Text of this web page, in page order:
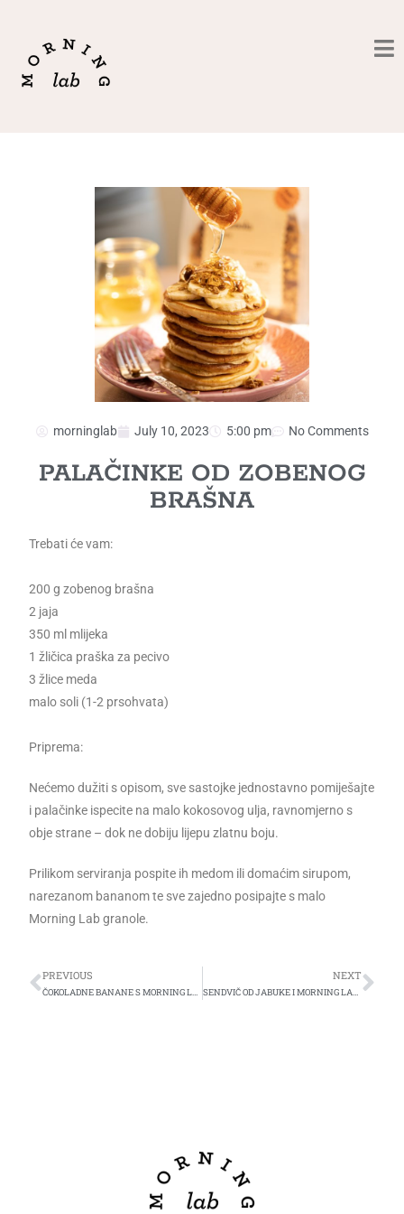
morninglab July 10, 2023 5:00 pm No Comments
PALAČINKE OD ZOBENOG
BRAŠNA
Trebati će vam:
200 g zobenog brašna
2 jaja
350 ml mlijeka
1 žličica praška za pecivo
3 žlice meda
malo soli (1-2 prsohvata)
Priprema:
Nećemo dužiti s opisom, sve sastojke jednostavno pomiješajte
i palačinke ispecite na malo kokosovog ulja, ravnomjerno s
obje strane – dok ne dobiju lijepu zlatnu boju.
Prilikom serviranja pospite ih medom ili domaćim sirupom,
narezanom bananom te sve zajedno posipajte s malo
Morning Lab granole.
PREVIOUS
ČOKOLADNE BANANE S MORNING LAB GRANOLOM
NEXT
SENDVIČ OD JABUKE I MORNING LAB GRANOLE